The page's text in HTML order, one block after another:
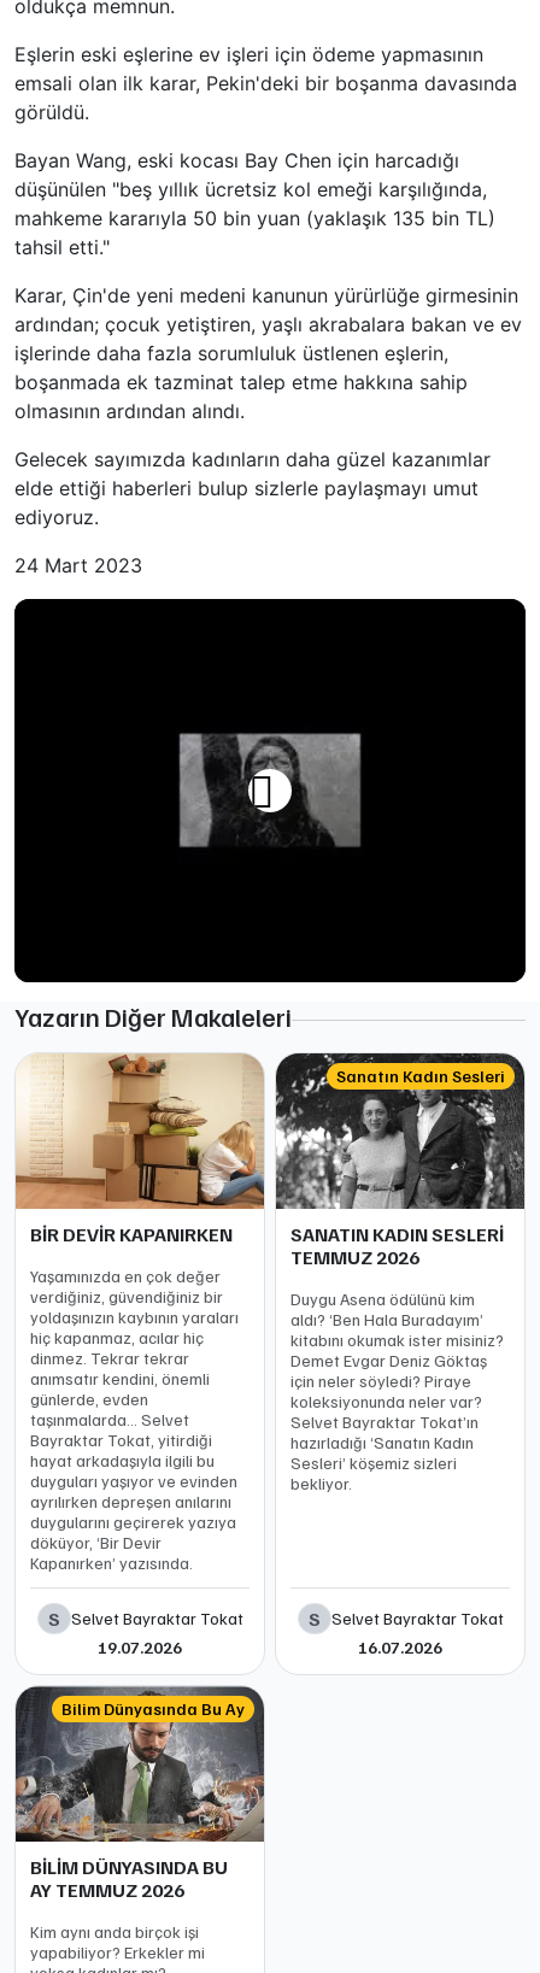
oldukça memnun.
Eşlerin eski eşlerine ev işleri için ödeme yapmasının
emsali olan ilk karar, Pekin'deki bir boşanma davasında
görüldü.
Bayan Wang, eski kocası Bay Chen için harcadığı
düşünülen "beş yıllık ücretsiz kol emeği karşılığında,
mahkeme kararıyla 50 bin yuan (yaklaşık 135 bin TL)
tahsil etti."
Karar, Çin'de yeni medeni kanunun yürürlüğe girmesinin
ardından; çocuk yetiştiren, yaşlı akrabalara bakan ve ev
işlerinde daha fazla sorumluluk üstlenen eşlerin,
boşanmada ek tazminat talep etme hakkına sahip
olmasının ardından alındı.
Gelecek sayımızda kadınların daha güzel kazanımlar
elde ettiği haberleri bulup sizlerle paylaşmayı umut
ediyoruz.
24 Mart 2023
Yazarın Diğer Makaleleri
BİR DEVİR KAPANIRKEN
Yaşamınızda en çok değer
verdiğiniz, güvendiğiniz bir
yoldaşınızın kaybının yaraları
hiç kapanmaz, acılar hiç
dinmez. Tekrar tekrar
anımsatır kendini, önemli
günlerde, evden
taşınmalarda… Selvet
Bayraktar Tokat, yitirdiği
hayat arkadaşıyla ilgili bu
duyguları yaşıyor ve evinden
ayrılırken depreşen anılarını
duygularını geçirerek yazıya
döküyor, ‘Bir Devir
Kapanırken’ yazısında.
S Selvet Bayraktar Tokat
19.07.2026
Sanatın Kadın Sesleri
SANATIN KADIN SESLERİ
TEMMUZ 2026
Duygu Asena ödülünü kim
aldı? ‘Ben Hala Buradayım’
kitabını okumak ister misiniz?
Demet Evgar Deniz Göktaş
için neler söyledi? Piraye
koleksiyonunda neler var?
Selvet Bayraktar Tokat’ın
hazırladığı ‘Sanatın Kadın
Sesleri’ köşemiz sizleri
bekliyor.
S Selvet Bayraktar Tokat
16.07.2026
Bilim Dünyasında Bu Ay
BİLİM DÜNYASINDA BU
AY TEMMUZ 2026
Kim aynı anda birçok işi
yapabiliyor? Erkekler mi